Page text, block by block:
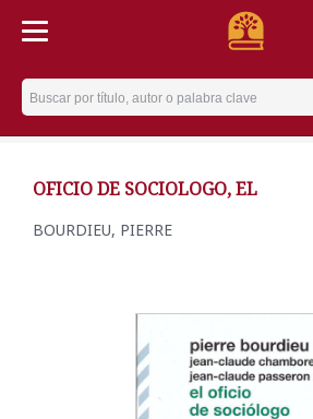
Username
OFICIO DE SOCIOLOGO, EL
BOURDIEU, PIERRE